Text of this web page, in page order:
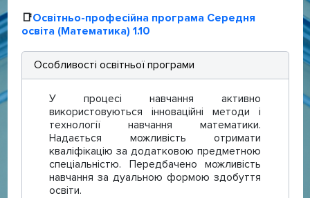
📑Освітньо-професійна програма Середня
освіта (Математика) 1.10
Особливості освітньої програми
У процесі навчання активно
використовуються інноваційні методи і
технології навчання математики.
Надається можливість отримати
кваліфікацію за додатковою предметною
спеціальністю. Передбачено можливість
навчання за дуальною формою здобуття
освіти.